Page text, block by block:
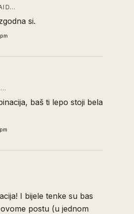
si.
baš ti lepo stoji bela
I bijele tenke su bas
postu (u jednom